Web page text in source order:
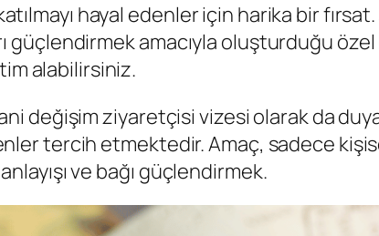
hayal edenler için harika bir
amacıyla oluşturduğu özel
alabilirsiniz.
değişim ziyaretçisi vizesi olarak da
tercih etmektedir. Amaç, sadece
ve bağı güçlendirmek.